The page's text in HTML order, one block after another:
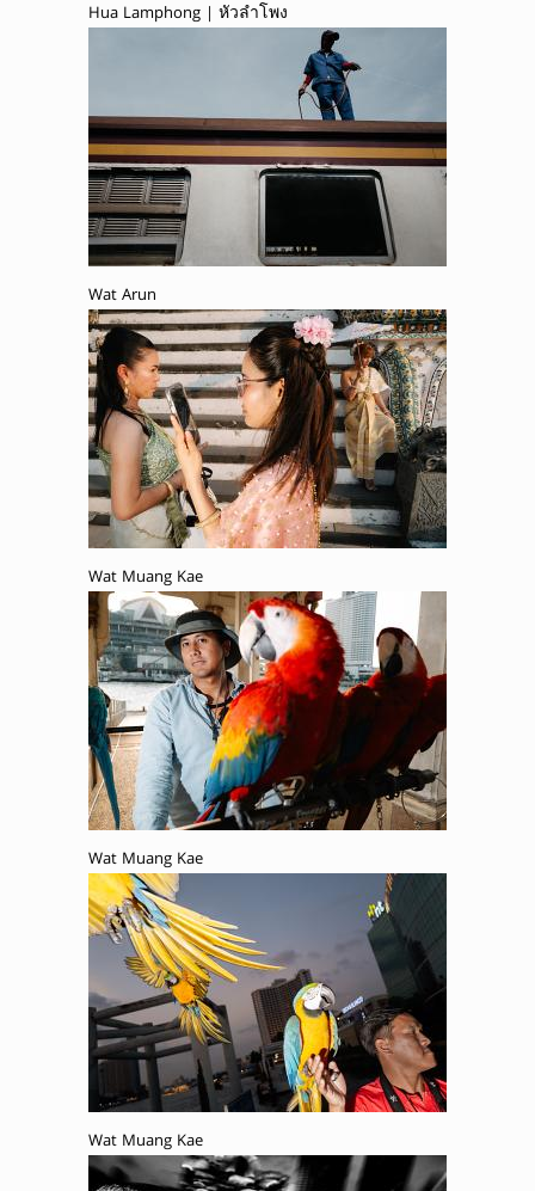
Hua Lamphong | หัวลำโพง
Wat Arun
Wat Muang Kae
Wat Muang Kae
Wat Muang Kae